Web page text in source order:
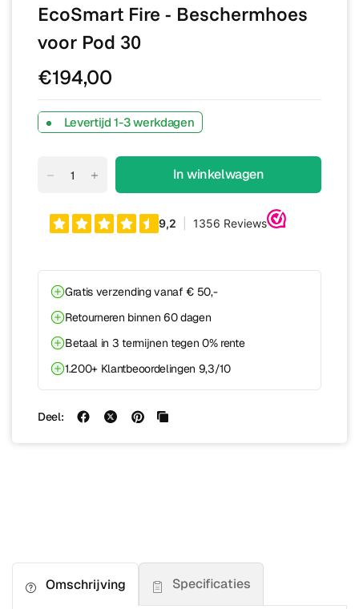
EcoSmart Fire - Beschermhoes
voor Pod 30
€194,00
Levertijd 1-3 werkdagen
In winkelwagen
Gratis verzending vanaf € 50,-
Retourneren binnen 60 dagen
Betaal in 3 termijnen tegen 0% rente
1.200+ Klantbeoordelingen 9,3/10
Deel:
Omschrijving Specificaties